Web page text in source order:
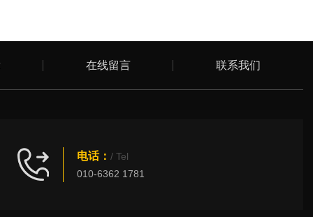
在线留言 联系我们
电话： / Tel
010-6362 1781